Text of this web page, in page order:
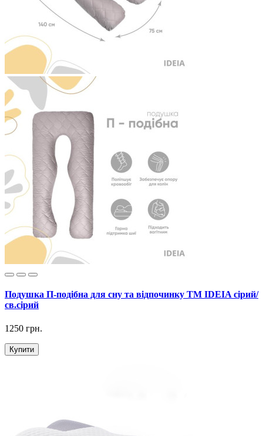
Подушка П-подібна для сну та відпочинку ТМ IDEIA сірий/
св.сірий
1250 грн.
Купити